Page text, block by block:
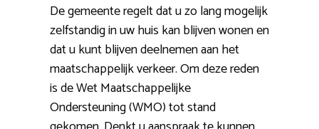
De gemeente regelt dat u zo lang mogelijk
zelfstandig in uw huis kan blijven wonen en
dat u kunt blijven deelnemen aan het
maatschappelijk verkeer. Om deze reden
is de Wet Maatschappelijke
Ondersteuning (WMO) tot stand